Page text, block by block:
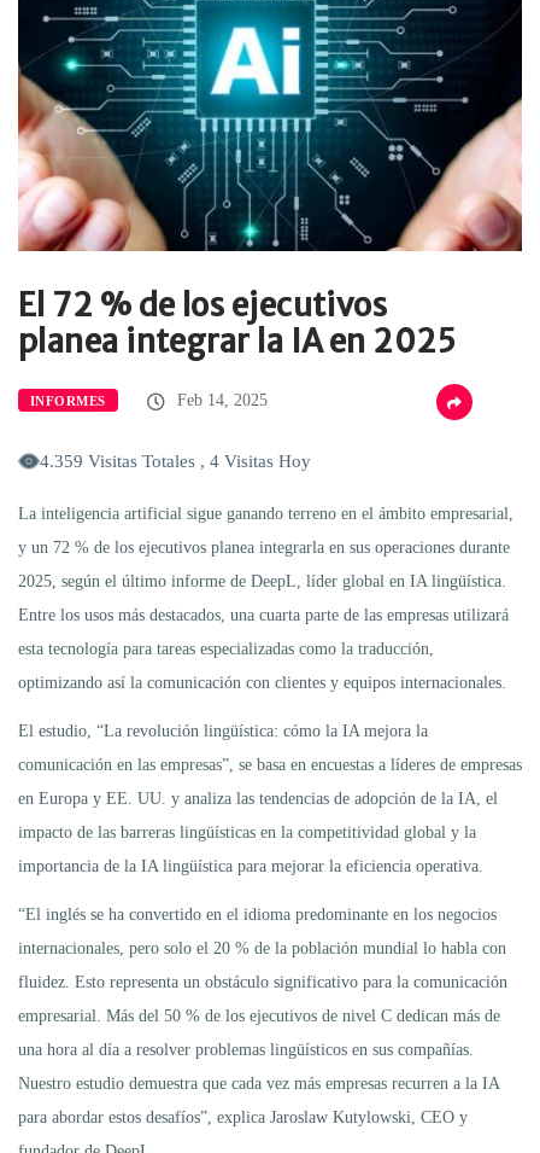
El 72 % de los ejecutivos
planea integrar la IA en 2025
INFORMES Feb 14, 2025
4.359 Visitas Totales , 4 Visitas Hoy
La inteligencia artificial sigue ganando terreno en el ámbito empresarial,
y un 72 % de los ejecutivos planea integrarla en sus operaciones durante
2025, según el último informe de DeepL, líder global en IA lingüística.
Entre los usos más destacados, una cuarta parte de las empresas utilizará
esta tecnología para tareas especializadas como la traducción,
optimizando así la comunicación con clientes y equipos internacionales.
El estudio, “La revolución lingüística: cómo la IA mejora la
comunicación en las empresas”, se basa en encuestas a líderes de empresas
en Europa y EE. UU. y analiza las tendencias de adopción de la IA, el
impacto de las barreras lingüísticas en la competitividad global y la
importancia de la IA lingüística para mejorar la eficiencia operativa.
“El inglés se ha convertido en el idioma predominante en los negocios
internacionales, pero solo el 20 % de la población mundial lo habla con
fluidez. Esto representa un obstáculo significativo para la comunicación
empresarial. Más del 50 % de los ejecutivos de nivel C dedican más de
una hora al día a resolver problemas lingüísticos en sus compañías.
Nuestro estudio demuestra que cada vez más empresas recurren a la IA
para abordar estos desafíos”, explica Jaroslaw Kutylowski, CEO y